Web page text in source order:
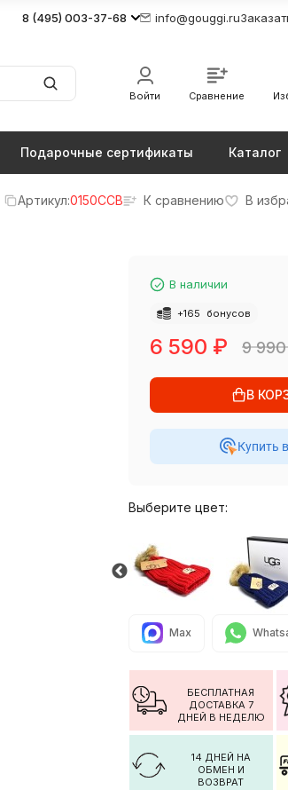
8 (495) 003-37-68 info@gouggi.ru
Войти Сравнение
Подарочные сертификаты Каталог
Артикул:0150CCB К сравнению В
В наличии
+165 бонусов
6 590 ₽ 9
В
Купить
Выберите цвет:
Max
БЕСПЛАТНАЯ
ДОСТАВКА 7
ДНЕЙ В НЕДЕЛЮ
14 ДНЕЙ НА
ОБМЕН И
ВОЗВРАТ